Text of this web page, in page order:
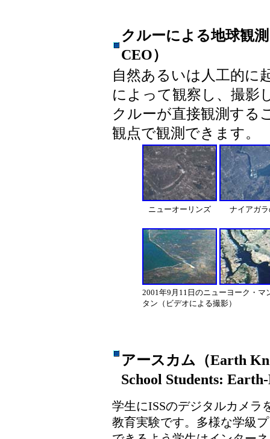
クルーによる地球観
CEO）
自然あるいは人工的に
によって観察し、撮影
クルーが直接観測する
観点で観測できます。
ニューオーリンズ ナイアガ
2001年9月11日のニューヨーク・マ
タン（ビデオによる撮影）
アースカム（Earth
School Students:
学生にISSのデジタルカメラ
教育実験です。多様な学級